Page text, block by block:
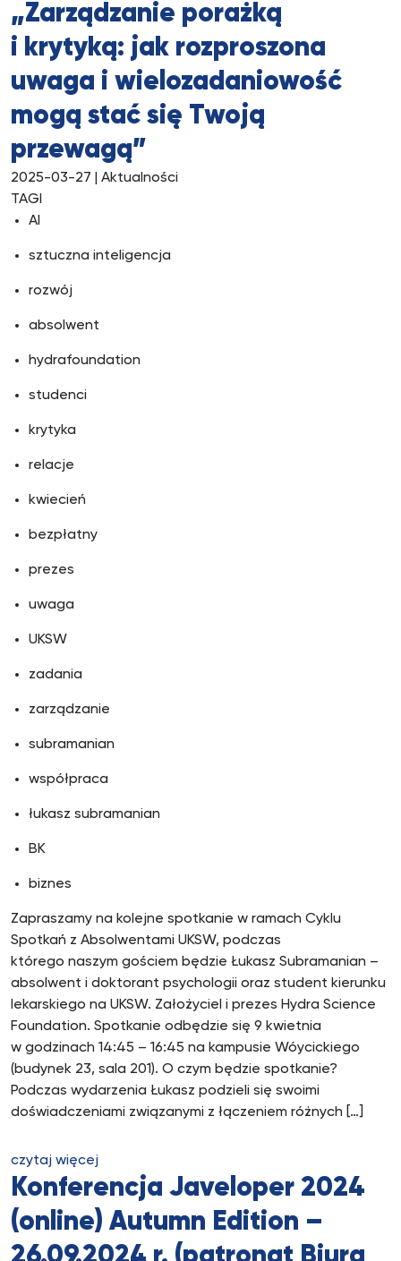
„Zarządzanie porażką
i krytyką: jak rozproszona
uwaga i wielozadaniowość
mogą stać się Twoją
przewagą”
2025-03-27 | Aktualności
TAGI
AI
sztuczna inteligencja
rozwój
absolwent
hydrafoundation
studenci
krytyka
relacje
kwiecień
bezpłatny
prezes
uwaga
UKSW
zadania
zarządzanie
subramanian
współpraca
łukasz subramanian
BK
biznes
Zapraszamy na kolejne spotkanie w ramach Cyklu
Spotkań z Absolwentami UKSW, podczas
którego naszym gościem będzie Łukasz Subramanian –
absolwent i doktorant psychologii oraz student kierunku
lekarskiego na UKSW. Założyciel i prezes Hydra Science
Foundation. Spotkanie odbędzie się 9 kwietnia
w godzinach 14:45 – 16:45 na kampusie Wóycickiego
(budynek 23, sala 201). O czym będzie spotkanie?
Podczas wydarzenia Łukasz podzieli się swoimi
doświadczeniami związanymi z łączeniem różnych […]
czytaj więcej
Konferencja Javeloper 2024
(online) Autumn Edition –